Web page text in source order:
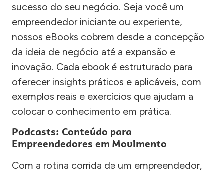
sucesso do seu negócio. Seja você um
empreendedor iniciante ou experiente,
nossos eBooks cobrem desde a concepção
da ideia de negócio até a expansão e
inovação. Cada ebook é estruturado para
oferecer insights práticos e aplicáveis, com
exemplos reais e exercícios que ajudam a
colocar o conhecimento em prática.
Podcasts: Conteúdo para
Empreendedores em Movimento
Com a rotina corrida de um empreendedor,